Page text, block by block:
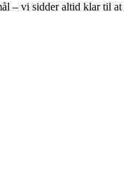
– vi sidder altid klar til at